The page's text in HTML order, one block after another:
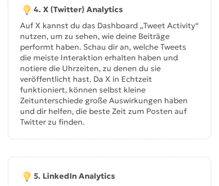
4. X (Twitter) Analytics
Auf X kannst du das Dashboard „Tweet Activity“
nutzen, um zu sehen, wie deine Beiträge
performt haben. Schau dir an, welche Tweets
die meiste Interaktion erhalten haben und
notiere die Uhrzeiten, zu denen du sie
veröffentlicht hast. Da X in Echtzeit
funktioniert, können selbst kleine
Zeitunterschiede große Auswirkungen haben
und dir helfen, die beste Zeit zum Posten auf
Twitter zu finden.
5. LinkedIn Analytics